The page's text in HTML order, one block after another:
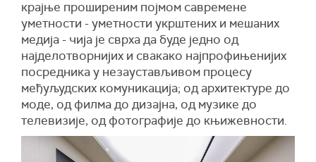
крајње проширеним појмом савремене
уметности - уметности укрштених и мешаних
медија - чија је сврха да буде једно од
најделотворнијих и свакако најпрофињенијих
посредника у незаустављивом процесу
међуљудских комуникација; од архитектуре до
моде, од филма до дизајна, од музике до
телевизије, од фотографије до књижевности.